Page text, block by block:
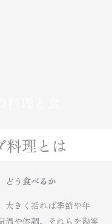
料理とは
どう食べるか
大きく括れば季節や年
温や体調、それらを勘案